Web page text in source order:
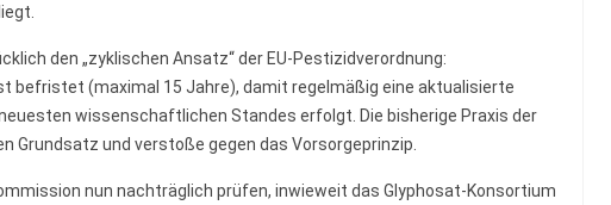
den „zyklischen Ansatz“ der EU-Pestizidverordnung:
befristet (maximal 15 Jahre), damit regelmäßig eine aktualisierte
wissenschaftlichen Standes erfolgt. Die bisherige Praxis der
Grundsatz und verstoße gegen das Vorsorgeprinzip.
nun nachträglich prüfen, inwieweit das Glyphosat-Konsortium